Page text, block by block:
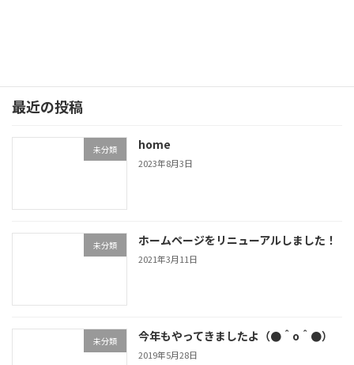
最近の投稿
未分類 home
2023年8月3日
未分類 ホームページをリニューアルしました！
2021年3月11日
未分類 今年もやってきましたよ（●＾o＾●）
2019年5月28日